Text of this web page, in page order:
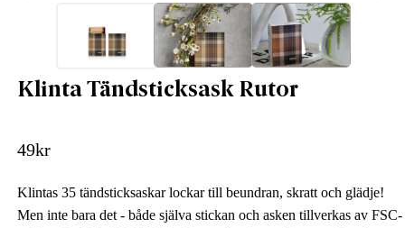
Klinta Tändsticksask Rutor
49kr
Klintas 35 tändsticksaskar lockar till beundran, skratt och glädje!
Men inte bara det - både själva stickan och asken tillverkas av FSC-